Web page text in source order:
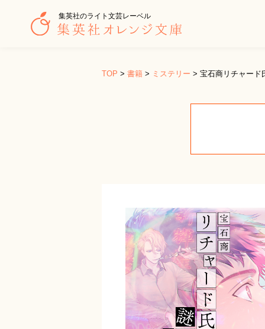
集英社のライト文芸レーベル
TOP > 書籍 > ミステリー > 宝石商リチャード